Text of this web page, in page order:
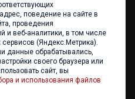
аллея, 47
4012 960 898,
960 856
нам
поведение на сайте в
проведения
и веб-аналитики, в том числе
(Яндекс.Метрика).
данные обрабатывались,
своего браузера или
сайт, вы
и использования файлов